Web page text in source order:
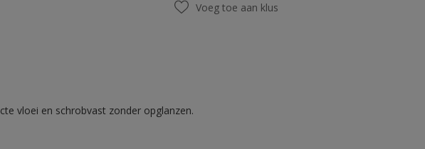
Voeg toe aan klus
vloei en schrobvast zonder opglanzen.